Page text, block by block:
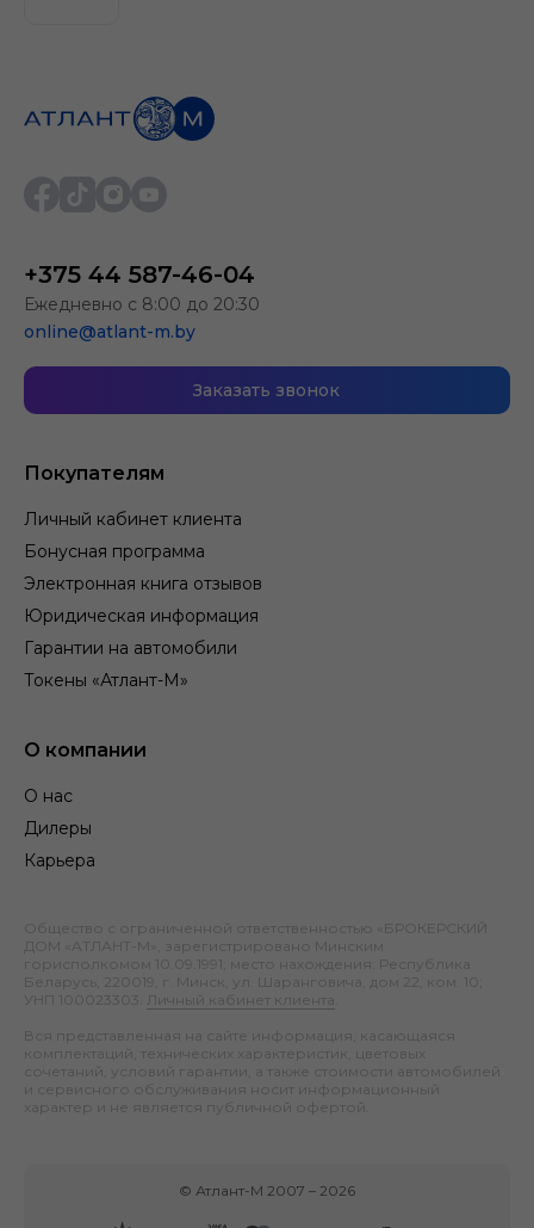
Покупателям
Личный кабинет клиента
Бонусная программа
Электронная книга отзывов
Юридическая информация
Гарантии на автомобили
Токены «Атлант-М»
О компании
О нас
Дилеры
Карьера
+375 44 587-46-04
Ежедневно с 8:00 до 20:30
online@atlant-m.by
Заказать звонок
Общество с ограниченной ответственностью «БРОКЕРСКИЙ
ДОМ «АТЛАНТ-М», зарегистрировано Минским
горисполкомом 10.09.1991; место нахождения: Республика
Беларусь, 220019, г. Минск, ул. Шаранговича, дом 22, ком. 10;
УНП 100023303.
Личный кабинет клиента
Вся представленная на сайте информация, касающаяся
комплектаций, технических характеристик, цветовых
сочетаний, условий гарантии, а также стоимости автомобилей
и сервисного обслуживания носит информационный
характер и не является публичной офертой.
© Атлант-М 2007 – 2026